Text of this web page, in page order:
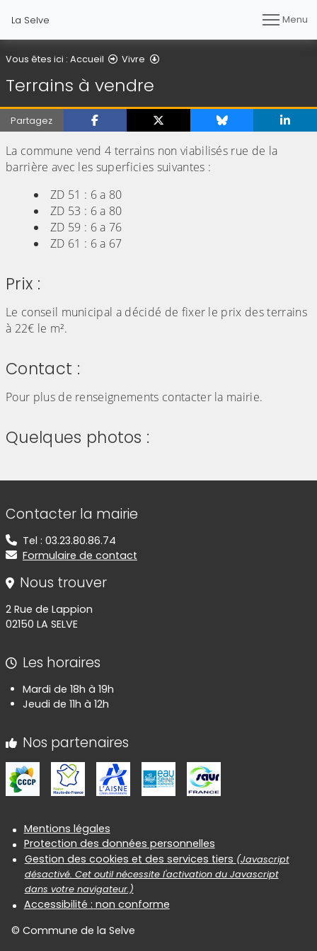
La Selve Menu
Vous êtes ici : Accueil Vivre
Terrains à vendre
Partagez
La commune vend 4 terrains non viabilisés rue de la
barrière avec les superficies suivantes :
ZD 51 : 6 a 80
ZD 53 : 6 a 80
ZD 59 : 6 a 76
ZD 61 : 6 a 67
Prix :
Le conseil municipal a décidé de fixer le prix des terrains
à 22€ le m².
Contact :
Pour plus de renseignements contacter la mairie.
Quelques photos :
Informations de contact
Contacter la mairie
Tel : 03.23.80.86.74
Formulaire de contact
Nous trouver
2 Rue de Lappion
02150 LA SELVE
Les horaires
Mardi de 18h à 19h
Jeudi de 11h à 12h
Nos partenaires
Informations réglementaires
Mentions légales
Protection des données personnelles
Gestion des cookies et des services tiers (Javascript
désactivé. Cet outil nécessite l'activation du Javascript
dans votre navigateur.)
Accessibilité : non conforme
© Commune de la Selve